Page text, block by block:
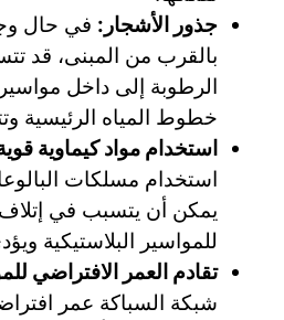
جذور الأشجار: في حال
بالقرب من المبنى، قد
الرطوبة إلى داخل
خطوط المياه الرئيسية
استخدام مواد كيماوية
استخدام مسلكات
يمكن أن يتسبب في إتلاف
للمواسير البلاستيكية
تقادم العمر الافتراضي
شبكة السباكة عمر